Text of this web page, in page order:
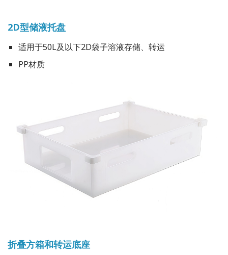
2D型储液托盘
适用于50L及以下2D袋子溶液存储、转运
PP材质
折叠方箱和转运底座